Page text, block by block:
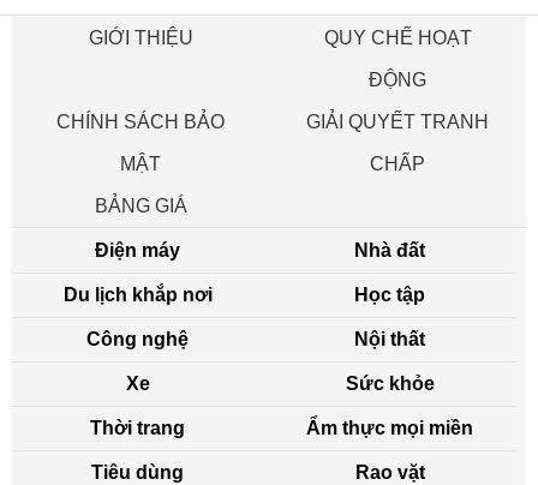
GIỚI THIỆU QUY CHẾ HOẠT
ĐỘNG
CHÍNH SÁCH BẢO
MẬT
GIẢI QUYẾT TRANH
CHẤP
BẢNG GIÁ
Điện máy Nhà đất
Du lịch khắp nơi Học tập
Công nghệ Nội thất
Xe Sức khỏe
Thời trang Ẩm thực mọi miền
Tiêu dùng Rao vặt